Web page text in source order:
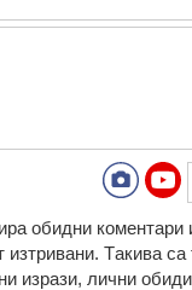
oбидни кoмeнтaри
Тaкивa ca
изрaзи, лични